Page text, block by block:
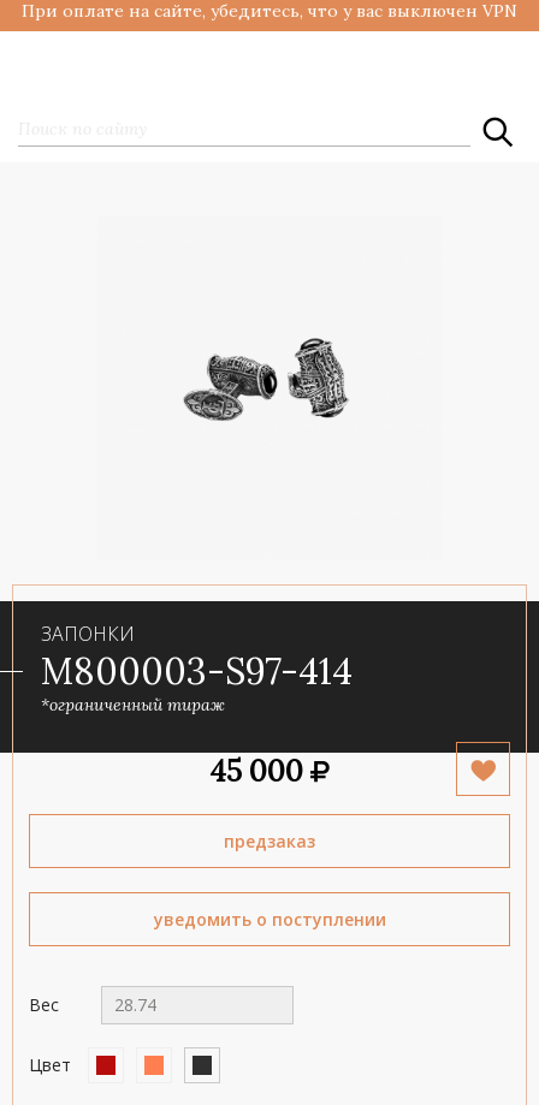
При оплате на сайте, убедитесь, что у вас выключен VPN
ЗАПОНКИ
M800003-S97-414
*ограниченный тираж
45 000
предзаказ
уведомить о поступлении
Вес 28.74
Цвет